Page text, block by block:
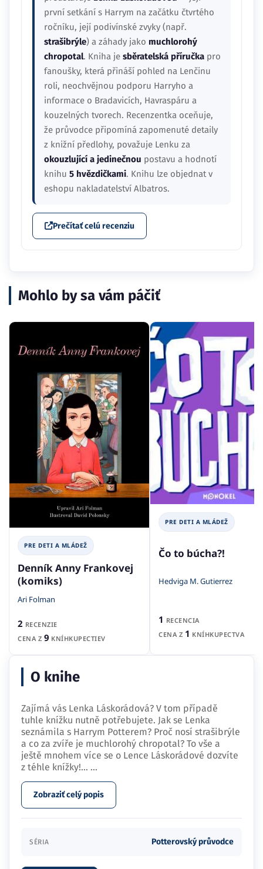
první setkání s Harrym na začátku čtvrtého
ročníku, její podivínské zvyky (např.
strašibrýle) a záhady jako muchlorohý
chropotal. Kniha je sběratelská příručka pro
fanoušky, která přináší pohled na Lenčinu
roli, neochvějnou podporu Harryho a
informace o Bradavicích, Havraspáru a
kouzelných tvorech. Recenzentka oceňuje,
že průvodce připomíná zapomenuté detaily
z knižní předlohy, považuje Lenku za
okouzlující a jedinečnou postavu a hodnotí
knihu 5 hvězdičkami. Knihu lze objednat v
eshopu nakladatelství Albatros.
Prečítať celú recenziu
Mohlo by sa vám páčiť
PRE DETI A MLÁDEŽ
Denník Anny Frankovej
(komiks)
Ari Folman
2 RECENZIE
CENA Z 9 KNÍHKUPECTIEV
PRE DETI A MLÁDEŽ
Čo to búcha?!
Hedviga M. Gutierrez
1 RECENCIA
CENA Z 1 KNÍHKUPECTVA
O knihe
Zajímá vás Lenka Láskorádová? V tom případě
tuhle knížku nutně potřebujete. Jak se Lenka
seznámila s Harrym Potterem? Proč nosí strašibrýle
a co za zvíře je muchlorohý chropotal? To vše a
ještě mnohem více se o Lence Láskorádové dozvíte
z téhle knížky!… ...
Zobraziť celý popis
SÉRIA Potterovský průvodce